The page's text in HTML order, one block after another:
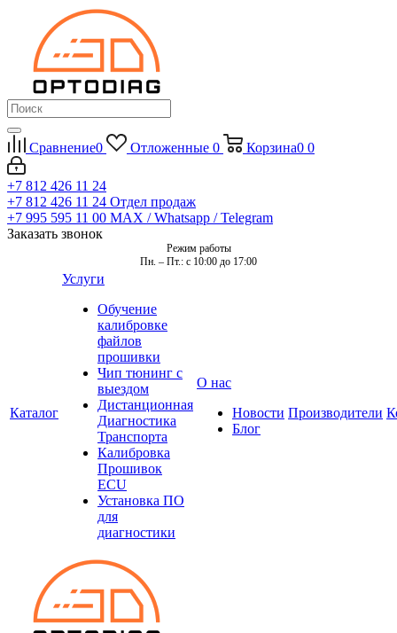
Сравнение0 Отложенные 0 Корзина0 0
+7 812 426 11 24
+7 812 426 11 24 Отдел продаж
+7 995 595 11 00 MAX / Whatsapp / Telegram
Заказать звонок
Режим работы
Пн. – Пт.: с 10:00 до 17:00
Каталог
Услуги
Обучение
калибровке
файлов
прошивки
Чип тюнинг с
выездом
Дистанционная
Диагностика
Транспорта
Калибровка
Прошивок
ECU
Установка ПО
для
диагностики
О нас
Новости
Блог
Производители